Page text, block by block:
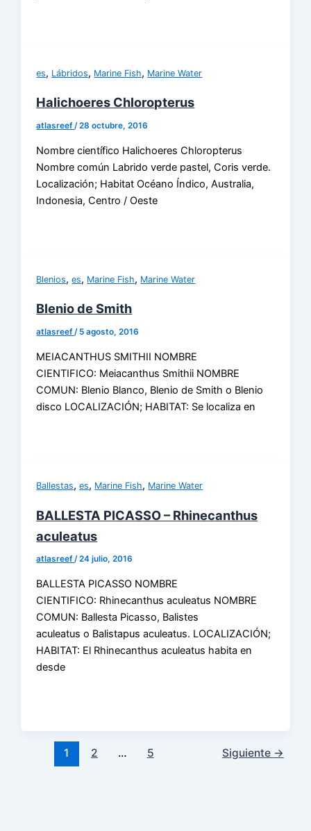
es, Lábridos, Marine Fish, Marine Water
Halichoeres Chloropterus
atlasreef/28 octubre, 2016
Nombre científico Halichoeres Chloropterus
Nombre común Labrido verde pastel, Coris verde.
Localización; Habitat Océano Índico, Australia,
Indonesia, Centro / Oeste
Blenios,es, Marine Fish, Marine Water
Blenio de Smith
atlasreef/ 5 agosto, 2016
MEIACANTHUS SMITHII NOMBRE
CIENTIFICO: Meiacanthus Smithii NOMBRE
COMUN: Blenio Blanco, Blenio de Smith o Blenio
disco LOCALIZACIÓN; HABITAT: Se localiza en
Ballestas,es, Marine Fish, Marine Water
BALLESTA PICASSO – Rhinecanthus
aculeatus
atlasreef/24 julio, 2016
BALLESTA PICASSO NOMBRE
CIENTIFICO: Rhinecanthus aculeatus NOMBRE
COMUN: Ballesta Picasso, Balistes
aculeatus o Balistapus aculeatus. LOCALIZACIÓN;
HABITAT: El Rhinecanthus aculeatus habita en
desde
1 2 … 5 Siguiente →